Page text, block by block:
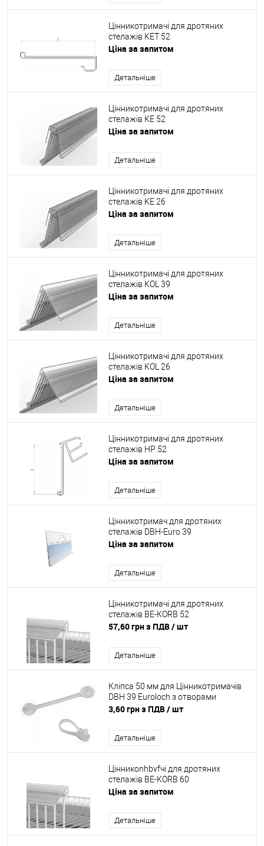
Цінникотримачі для дротяних
стелажів KET 52
Ціна за запитом
Детальніше
Цінникотримачі для дротяних
стелажів KE 52
Ціна за запитом
Детальніше
Цінникотримачі для дротяних
стелажів KE 26
Ціна за запитом
Детальніше
Цінникотримачі для дротяних
стелажів KOL 39
Ціна за запитом
Детальніше
Цінникотримачі для дротяних
стелажів KOL 26
Ціна за запитом
Детальніше
Цінникотримачі для дротяних
стелажів HP 52
Ціна за запитом
Детальніше
Цінникотримач для дротяних
стелажів DBH-Euro 39
Ціна за запитом
Детальніше
Цінникотримачі для дротяних
стелажів BE-KORB 52
57,60 грн з ПДВ/ шт
Детальніше
Кліпса 50 мм для Цінникотримачів
DBH 39 Euroloch з отворами
3,60 грн з ПДВ/ шт
Детальніше
Цінникоnhbvfчі для дротяних
стелажів BE-KORB 60
Ціна за запитом
Детальніше